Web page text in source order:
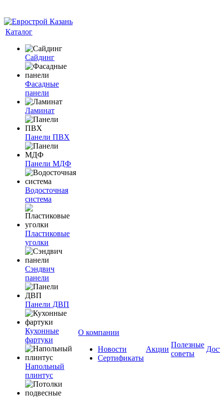
Каталог
Сайдинг
Фасадные
панели
Ламинат
Панели ПВХ
Панели МДФ
Водосточная
система
Пластиковые
уголки
Сэндвич
панели
Панели ДВП
Кухонные
фартуки
Напольный
плинтус
О компании
Новости
Сертификаты
Акции
Полезные
советы